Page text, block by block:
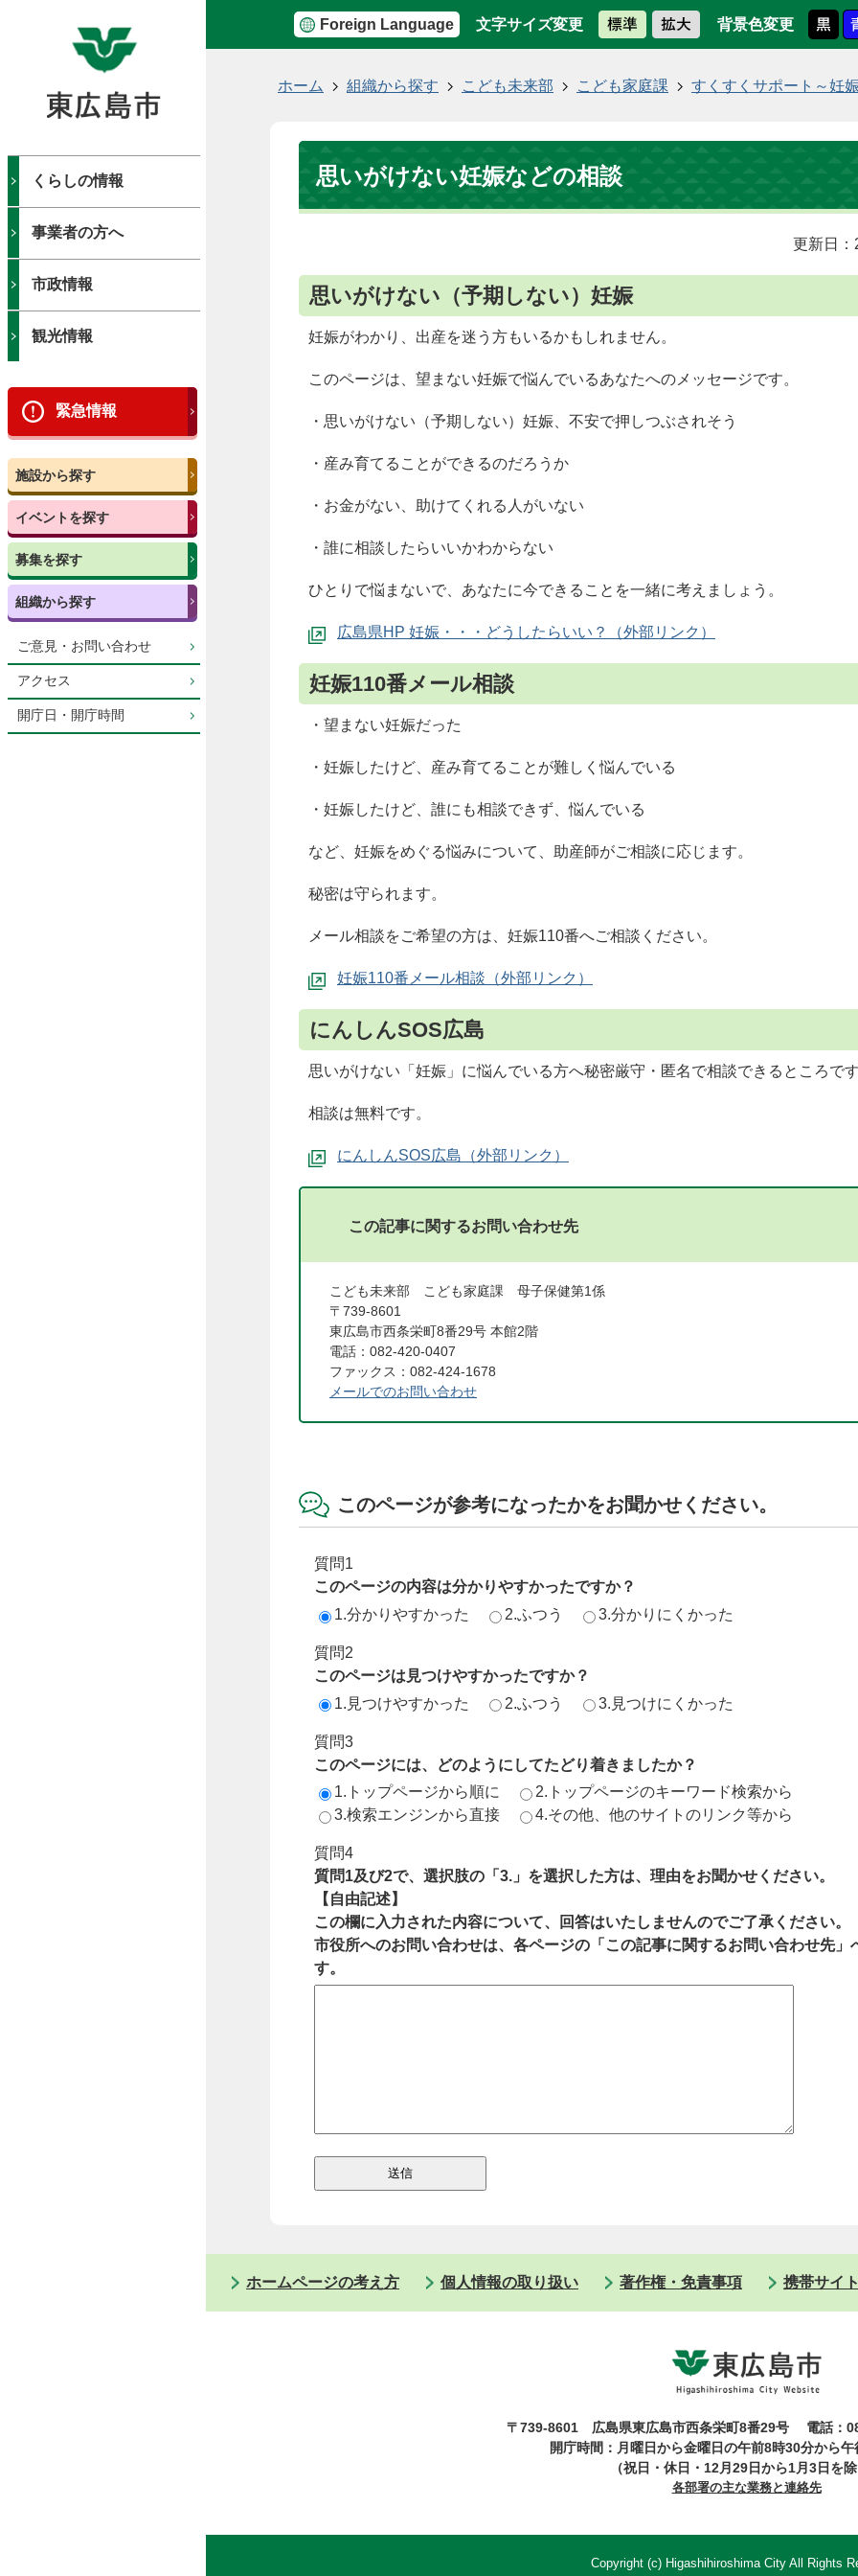
Foreign Language 文字サイズ変更 背景色変更
くらしの情報
事業者の方へ
市政情報
観光情報
緊急情報
施設から探す
イベントを探す
募集を探す
組織から探す
ご意見・お問い合わせ
アクセス
開庁日・開庁時間
ホーム 組織から探す こども未来部 こども家庭課 すくすくサポート～妊
思いがけない妊娠などの相談
更新日
思いがけない（予期しない）妊娠
妊娠がわかり、出産を迷う方もいるかもしれません。
このページは、望まない妊娠で悩んでいるあなたへのメッセージです。
・思いがけない（予期しない）妊娠、不安で押しつぶされそう
・産み育てることができるのだろうか
・お金がない、助けてくれる人がいない
・誰に相談したらいいかわからない
ひとりで悩まないで、あなたに今できることを一緒に考えましょう。
広島県HP 妊娠・・・どうしたらいい？
妊娠110番メール相談
・望まない妊娠だった
・妊娠したけど、産み育てることが難しく悩んでいる
・妊娠したけど、誰にも相談できず、悩んでいる
など、妊娠をめぐる悩みについて、助産師がご相談に応じます。
秘密は守られます。
メール相談をご希望の方は、妊娠110番へご相談ください。
妊娠110番メール相談
にんしんSOS広島
思いがけない「妊娠」に悩んでいる方へ秘密厳守・匿名で相談できるところで
相談は無料です。
にんしんSOS広島
この記事に関するお問い合わせ先
こども未来部 こども家庭課 母子保健第1係
〒739-8601
東広島市西条栄町8番29号 本館2階
電話：082-420-0407
ファックス：082-424-1678
メールでのお問い合わせ
このページが参考になったかをお聞かせください。
質問1
このページの内容は分かりやすかったですか？
1.分かりやすかった
2.ふつう 3.分かりにくかった
質問2
このページは見つけやすかったですか？
1.見つけやすかった
2.ふつう 3.見つけにくかった
質問3
このページには、どのようにしてたどり着きましたか？
1.トップページから順に
2.トップページのキーワード検索から
3.検索エンジンから直接
4.その他、他のサイトのリンク等から
質問4
質問1及び2で、選択肢の「3.」を選択した方は、理由をお聞かせください。
【自由記述】
この欄に入力された内容について、回答はいたしませんのでご了承ください。
市役所へのお問い合わせは、各ページの「この記事に関するお問い合わせ先」
す。
ホームページの考え方 個人情報の取り扱い 著作権・免責事項 携帯サイ
〒739-8601 広島県東広島市西条栄町8番29号
電話：
開庁時間：月曜日から金曜日の午前8時30分から
（祝日・休日・12月29日から1月3日を
各部署の主な業務と連絡先
Copyright (c) Higashihiroshima City All Rights